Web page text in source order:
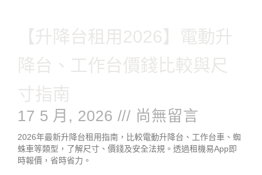
【升降台租用2026】電動升
降台、工作台價錢比較與尺
寸指南
17 5 月, 2026 尚無留言
2026年最新升降台租用指南，比較電動升降台、工作台車、蜘
蛛車等類型，了解尺寸、價錢及安全法規。透過租機易App即
時報價，省時省力。